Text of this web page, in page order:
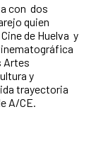
con dos
quien
de Huelva y
Artes
y
trayectoria
A/CE.